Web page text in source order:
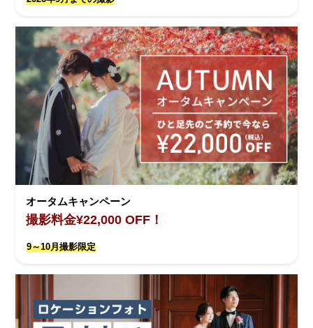
オータムキャンペーン
撮影料金¥22,000 OFF！
9～10月撮影限定